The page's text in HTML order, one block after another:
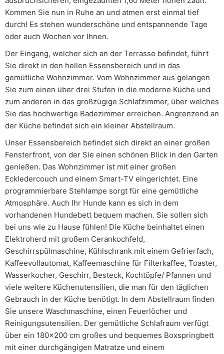
Kommen Sie nun in Ruhe an und atmen erst einmal tief
durch! Es stehen wunderschöne und entspannende Tage
oder auch Wochen vor Ihnen.
Der Eingang, welcher sich an der Terrasse befindet, führt
Sie direkt in den hellen Essensbereich und in das
gemütliche Wohnzimmer. Vom Wohnzimmer aus gelangen
Sie zum einen über drei Stufen in die moderne Küche und
zum anderen in das großzügige Schlafzimmer, über welches
Sie das hochwertige Badezimmer erreichen. Angrenzend an
der Küche befindet sich ein kleiner Abstellraum.
Unser Essensbereich befindet sich direkt an einer großen
Fensterfront, von der Sie einen schönen Blick in den Garten
genießen. Das Wohnzimmer ist mit einer großen
Eckledercouch und einem Smart-TV eingerichtet. Eine
programmierbare Stehlampe sorgt für eine gemütliche
Atmosphäre. Auch Ihr Hunde kann es sich in dem
vorhandenen Hundebett bequem machen. Sie sollen sich
bei uns wie zu Hause fühlen! Die Küche beinhaltet einen
Elektroherd mit großem Cerankochfeld,
Geschirrspülmaschine, Kühlschrank mit einem Gefrierfach,
Kaffeevollautomat, Kaffeemaschine für Filterkaffee, Toaster,
Wasserkocher, Geschirr, Besteck, Kochtöpfe/ Pfannen und
viele weitere Küchenutensilien, die man für den täglichen
Gebrauch in der Küche benötigt. In dem Abstellraum finden
Sie unsere Waschmaschine, einen Feuerlöcher und
Reinigungsutensilien. Der gemütliche Schlafraum verfügt
über ein 180x200 cm großes und bequemes Boxspringbett
mit einer durchgängigen Matratze und einem